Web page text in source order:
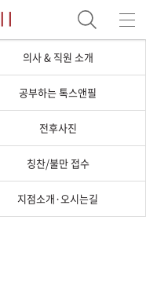
의사 & 직원 소개
공부하는 톡스앤필
전후사진
칭찬/불만 접수
지점소개·오시는길